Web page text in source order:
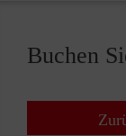
Buchen